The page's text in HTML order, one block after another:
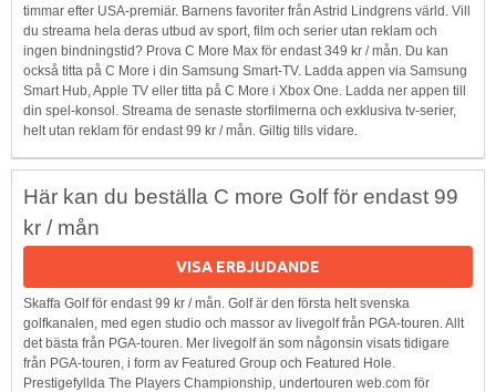
timmar efter USA-premiär. Barnens favoriter från Astrid Lindgrens värld. Vill
du streama hela deras utbud av sport, film och serier utan reklam och
ingen bindningstid? Prova C More Max för endast 349 kr / mån. Du kan
också titta på C More i din Samsung Smart-TV. Ladda appen via Samsung
Smart Hub, Apple TV eller titta på C More i Xbox One. Ladda ner appen till
din spel-konsol. Streama de senaste storfilmerna och exklusiva tv-serier,
helt utan reklam för endast 99 kr / mån. Giltig tills vidare.
Här kan du beställa C more Golf för endast 99
kr / mån
VISA ERBJUDANDE
Skaffa Golf för endast 99 kr / mån. Golf är den första helt svenska
golfkanalen, med egen studio och massor av livegolf från PGA-touren. Allt
det bästa från PGA-touren. Mer livegolf än som någonsin visats tidigare
från PGA-touren, i form av Featured Group och Featured Hole.
Prestigefyllda The Players Championship, undertouren web.com för